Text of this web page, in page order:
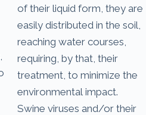
of their liquid form, they are
easily distributed in the soil,
reaching water courses,
requiring, by that, their
treatment, to minimize the
environmental impact.
Swine viruses and/or their